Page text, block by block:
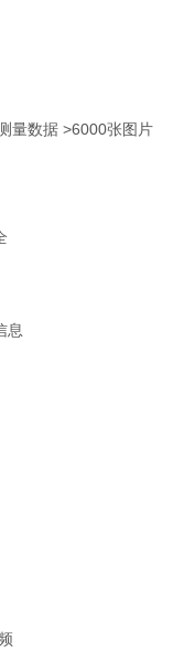
量数据 >6000张图片
息